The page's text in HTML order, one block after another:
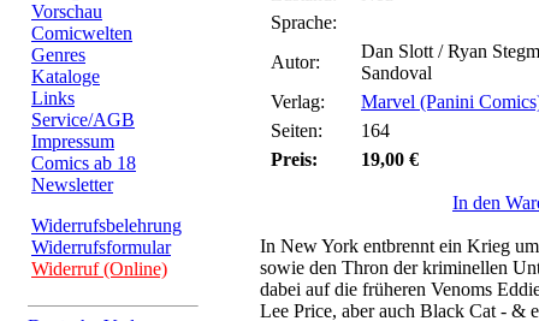
Vorschau
Comicwelten
Genres
Kataloge
Links
Service/AGB
Impressum
Comics ab 18
Newsletter
Widerrufsbelehrung
Widerrufsformular
Widerruf (Online)
Sprache:
Autor:
Dan Slott / Ryan
Sandoval
Verlag:
Marvel (Panini
Seiten:
164
Preis:
19,00 €
In den
In New York entbrennt ein Krieg
sowie den Thron der kriminellen
dabei auf die früheren Venoms
Lee Price, aber auch Black Cat - &